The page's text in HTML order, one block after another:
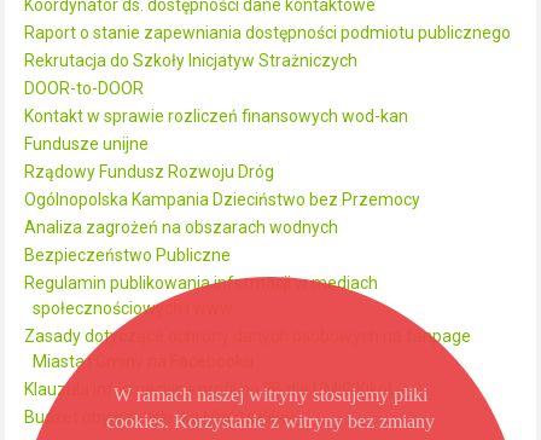
Koordynator ds. dostępności dane kontaktowe
Raport o stanie zapewniania dostępności podmiotu publicznego
Rekrutacja do Szkoły Inicjatyw Strażniczych
DOOR-to-DOOR
Kontakt w sprawie rozliczeń finansowych wod-kan
Fundusze unijne
Rządowy Fundusz Rozwoju Dróg
Ogólnopolska Kampania Dzieciństwo bez Przemocy
Analiza zagrożeń na obszarach wodnych
Bezpieczeństwo Publiczne
Regulamin publikowania informacji w mediach
społecznościowych i www
Zasady dotyczące ochrony danych osobowych na fanpage
Miasta i Gminy na Facebooku
Klauzula informacyjna profil na FB dla UMiG Kikół
Budżet obywatelski dla Miasta Kikół
W ramach naszej witryny stosujemy pliki
cookies. Korzystanie z witryny bez zmiany